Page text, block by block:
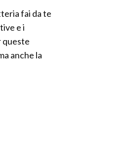
fai da te
e i
queste
anche la